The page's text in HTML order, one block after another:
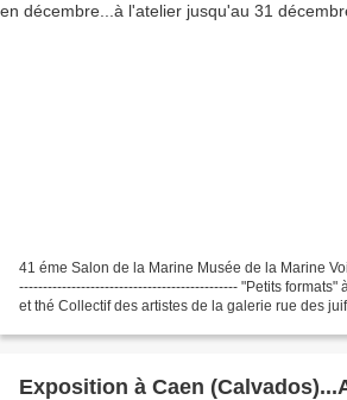
41 éme Salon de la Marine Musée de la Marine
---------------------------------------------- "Petits formats"
et thé Collectif des artistes de la galerie rue des
Exposition à Caen